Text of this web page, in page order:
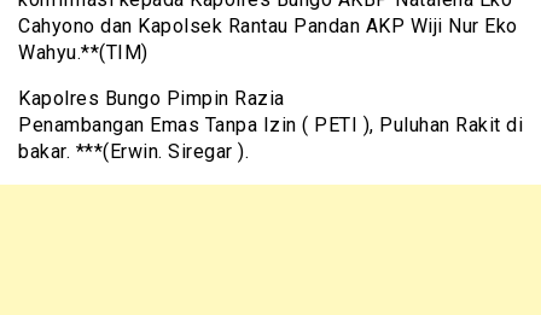
Cahyono dan Kapolsek Rantau Pandan AKP Wiji Nur Eko
Wahyu.**(TIM)
Kapolres Bungo Pimpin Razia
Penambangan Emas Tanpa Izin ( PETI ), Puluhan Rakit di
bakar. ***(Erwin. Siregar ).